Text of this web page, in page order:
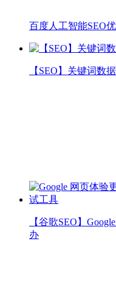
百度人工智能SEO
【SEO】关键词数
【谷歌SEO】
办